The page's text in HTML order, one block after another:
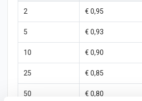
2 € 0,95
5 € 0,93
10 € 0,90
25 € 0,85
50 € 0,80